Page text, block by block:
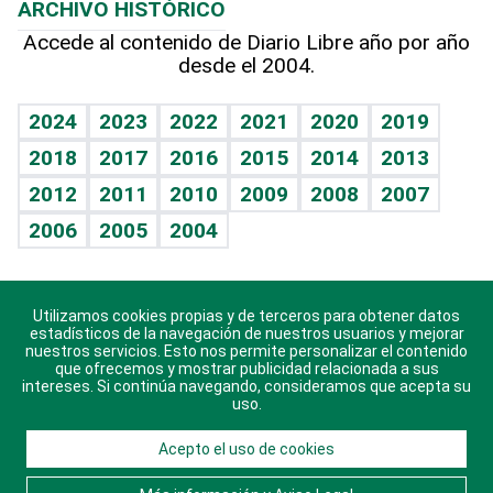
Hablando con el pediatra
Vida y familia
Eñe
Celebrando la vida
Sin complejos
En pocas palabras
Escuchando al corazón
Economía Personal
TBT Deportivo
Más firmas
Hecho en casa
Guía del dinero
Cumpleaños
Horóscopos
Crucigramas
ARCHIVO HISTÓRICO
Accede al contenido de Diario Libre año por año
desde el 2004.
2024 2023 2022 2021 2020
2019
2018
2017 2016 2015 2014
2013
2012
2011 2010 2009 2008
2007
2006
2005 2004
Descarga nuestras aplicaciones para Android, iOS y
sistema Huawei.
© 2021 Diario Libre, todos los derechos reservados.
Utilizamos cookies propias y de terceros para obtener datos
estadísticos de la navegación de nuestros usuarios y mejorar
nuestros servicios. Esto nos permite personalizar el contenido
que ofrecemos y mostrar publicidad relacionada a sus
intereses. Si continúa navegando, consideramos que acepta su
uso.
Acepto el uso de cookies